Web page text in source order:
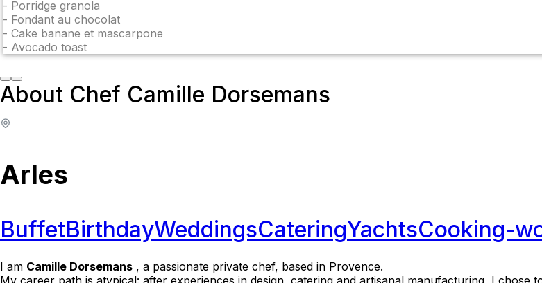
- Porridge granola
- Fondant au chocolat
- Cake banane et mascarpone
- Avocado toast
About Chef Camille Dorsemans
Arles
BuffetBirthdayWeddingsCateringYachtsCooking-
I am Camille Dorsemans , a passionate private chef, based in Provence.
My career path is atypical: after experiences in design, catering and artisanal manufacturing, I